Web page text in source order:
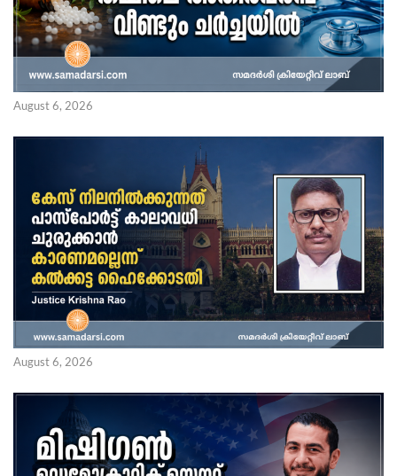
August 6, 2026
August 6, 2026